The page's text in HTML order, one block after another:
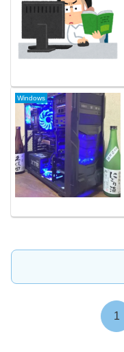
Windows
1